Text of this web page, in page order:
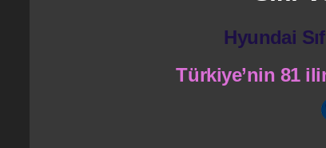
Hyundai
Türkiye’nin 81